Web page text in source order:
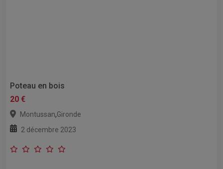
Poteau en bois
20 €
Montussan,Gironde
2 décembre 2023